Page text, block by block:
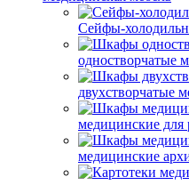
Сейфы-
одностворчатые
двухстворчатые
медицинские для
медицинские